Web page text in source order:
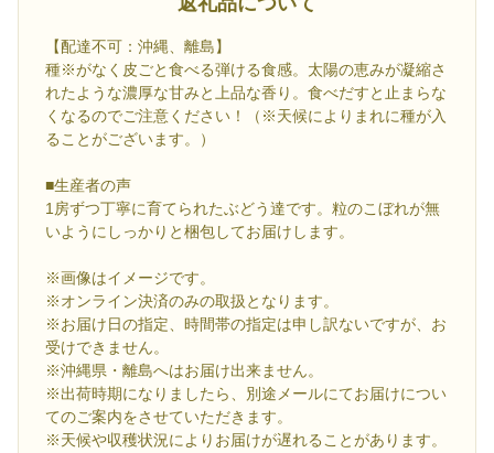
【配達不可：沖縄、離島】
種※がなく皮ごと食べる弾ける食感。太陽の恵みが凝縮さ
れたような濃厚な甘みと上品な香り。食べだすと止まらな
くなるのでご注意ください！（※天候によりまれに種が入
ることがございます。）
■生産者の声
1房ずつ丁寧に育てられたぶどう達です。粒のこぼれが無
いようにしっかりと梱包してお届けします。
※画像はイメージです。
※オンライン決済のみの取扱となります。
※お届け日の指定、時間帯の指定は申し訳ないですが、お
受けできません。
※沖縄県・離島へはお届け出来ません。
※出荷時期になりましたら、別途メールにてお届けについ
てのご案内をさせていただきます。
※天候や収穫状況によりお届けが遅れることがあります。